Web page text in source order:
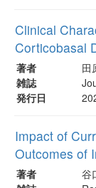
Clinical
Corticobasal
著者
田
雑誌
発行日
Impact of
Outcomes of
著者
谷